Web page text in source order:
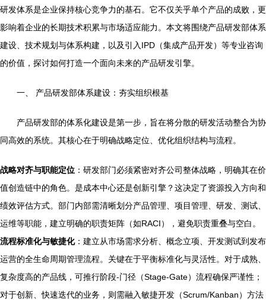
研发体系是企业保持核心竞争力的基石。它不仅关乎单个产品的成败，更
影响着企业的长期技术积累与市场适应能力。本文将围绕产品研发部体系
建设、技术规划与体系构建，以及引入IPD（集成产品开发）等专业咨询
的价值，探讨如何打造一个面向未来的产品研发引擎。
一、 产品研发部体系建设：夯实组织根基
产品研发部的体系化建设是第一步，旨在将分散的研发活动整合为协
同高效的系统。其核心在于明确战略定位、优化组织结构与流程。
战略对齐与职能定位 ：研发部门必须紧密对齐公司整体战略，明确其在价
值创造链中的角色。是成本中心还是创新引擎？这决定了资源投入方向和
绩效评估方式。部门内部需清晰划分产品管理、项目管理、研发、测试、
运维等职能，建立明确的职责矩阵（如RACI），避免职责重叠与空白。
流程标准化与敏捷化：建立从市场需求分析、概念立项、开发测试到发布
运营的全生命周期管理流程。关键在于平衡标准化与灵活性。对于成熟、
复杂度高的产品线，可推行阶段-门径（Stage-Gate）流程确保严谨性；
对于创新、快速迭代的业务，则需融入敏捷开发（Scrum/Kanban）方法